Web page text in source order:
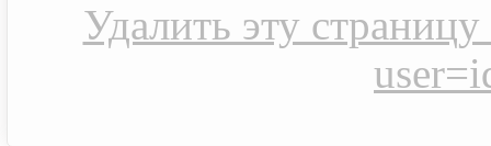
Удалить эту